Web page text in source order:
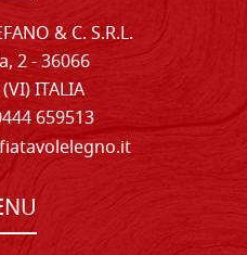
& C. S.R.L.
2 - 36066
ITALIA
659513